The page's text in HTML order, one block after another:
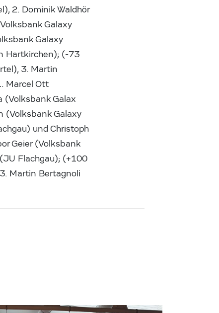
2. Dominik Waldhör
Galaxy
Galaxy
Hartkirchen); (-73
3. Martin
Marcel Ott
(Volksbank Galax
(Volksbank Galaxy
und Christoph
Geier (Volksbank
Flachgau); (+100
Martin Bertagnoli